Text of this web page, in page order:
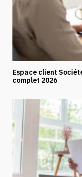
Espace client
complet 2026